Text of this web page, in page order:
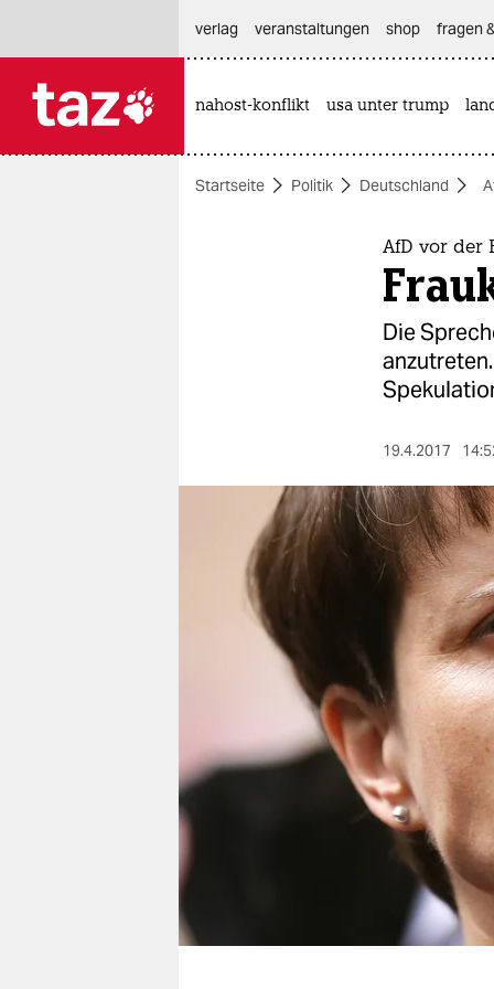
themen
wahrheit
veranstaltungen
shop
genossenschaft
verlag
veranstaltungen shop fragen
nahost-konflikt usa unter trump
Startseite Politik Deutschland
AfD vor der
Die
19.4.2017